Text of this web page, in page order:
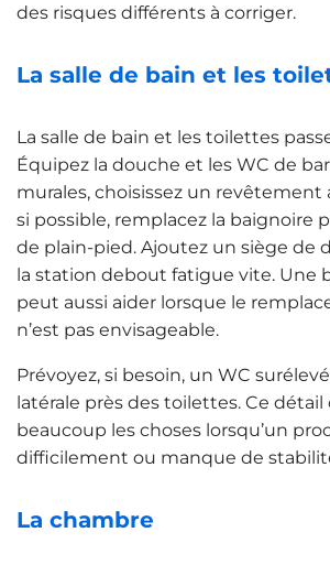
des risques différents à corriger.
La salle de bain et les
La salle de bain et les toilettes
Équipez la douche et les WC de
murales, choisissez un
si possible, remplacez la baignoire
de plain-pied. Ajoutez un siège de
la station debout fatigue vite. Une
peut aussi aider lorsque le
n’est pas envisageable.
Prévoyez, si besoin, un WC
latérale près des toilettes. Ce détail
beaucoup les choses lorsqu’un
difficilement ou manque de
La chambre